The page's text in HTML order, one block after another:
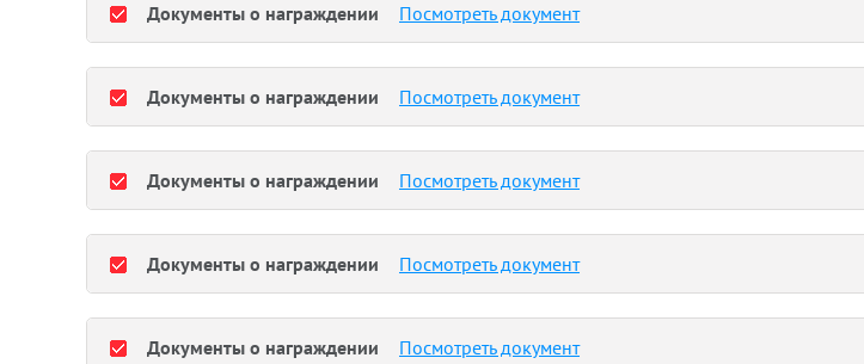
Документы о награждении Посмотреть документ
Документы о награждении Посмотреть документ
Документы о награждении Посмотреть документ
Документы о награждении Посмотреть документ
Документы о награждении Посмотреть документ